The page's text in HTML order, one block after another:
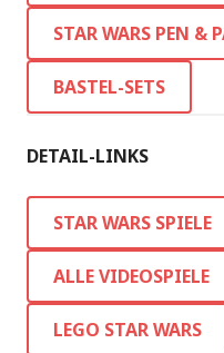
STAR WARS PEN &
BASTEL-SETS
DETAIL-LINKS
STAR WARS SPIELE
ALLE VIDEOSPIELE
LEGO STAR WARS